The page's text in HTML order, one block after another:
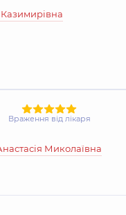
Враження від лікаря
Миколаївна